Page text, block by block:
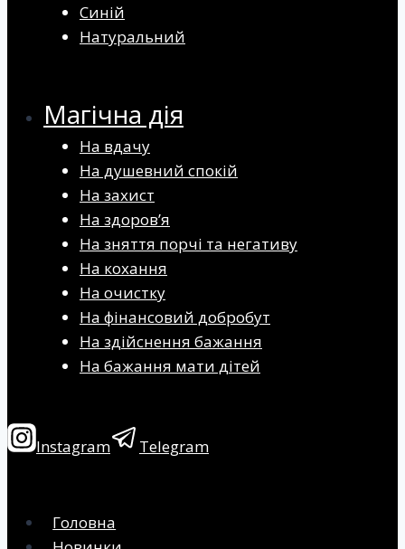
Синій
Натуральний
Магічна дія
На вдачу
На душевний спокій
На захист
На здоров’я
На зняття порчі та негативу
На кохання
На очистку
На фінансовий добробут
На здійснення бажання
На бажання мати дітей
Instagram Telegram
Головна